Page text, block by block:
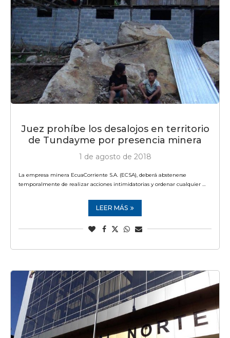
Juez prohíbe los desalojos en territorio
de Tundayme por presencia minera
1 de agosto de 2018
La empresa minera EcuaCorriente S.A. (ECSA), deberá abstenerse
temporalmente de realizar acciones intimidatorias y ordenar cualquier …
LEER MÁS